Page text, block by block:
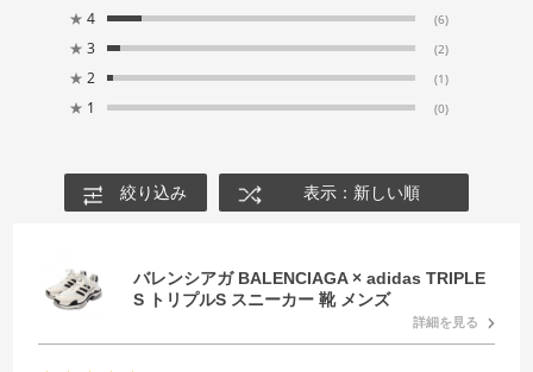
★ 4 (6)
★ 3 (2)
★ 2 (1)
★ 1 (0)
絞り込み 表示：新しい順
バレンシアガ BALENCIAGA × adidas TRIPLE
S トリプルS スニーカー 靴 メンズ
詳細を見る